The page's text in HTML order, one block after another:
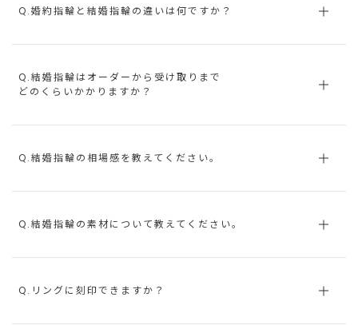
Q.婚約指輪と結婚指輪の違いは何ですか？
Q.結婚指輪はオーダーから受け取りまで
どのくらいかかりますか？
Q.結婚指輪の相場感を教えてください。
Q.結婚指輪の素材について教えてください。
Q.リングに刻印できますか？